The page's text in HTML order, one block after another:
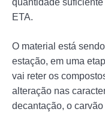
quantidade
ETA.
O material está
estação, em uma
vai reter os
alteração nas
decantação, o